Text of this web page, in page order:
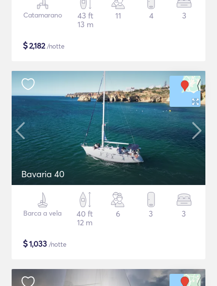
Catamarano
43 ft
13 m
11 4 3
$2,182/notte
Bavaria 40
Barca a vela
40 ft
12 m
6 3 3
$1,033 /notte